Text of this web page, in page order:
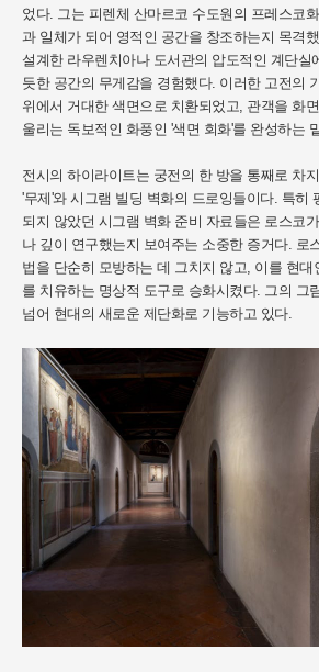
었다. 그는 피렌체 산마르코 수도원의 프레스코
과 일체가 되어 영적인 공간을 창조하는지 목격
설계한 라우렌치아나 도서관의 압도적인 계단실
듯한 공간의 무게감을 경험했다. 이러한 고전의
위에서 거대한 색면으로 치환되었고, 관객을 화
울리는 독보적인 화풍인 '색면 회화'를 완성하는
전시의 하이라이트는 궁전의 한 방을 통째로 차
'무제'와 시그램 빌딩 벽화의 드로잉들이다. 특히
되지 않았던 시그램 벽화 준비 자료들은 로스코
나 깊이 연구했는지 보여주는 소중한 증거다. 로
법을 단순히 모방하는 데 그치지 않고, 이를 현대
를 치유하는 명상적 도구로 승화시켰다. 그의 그
넘어 현대의 새로운 제단화로 기능하고 있다.